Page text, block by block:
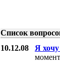
Список
10.12.08 Я